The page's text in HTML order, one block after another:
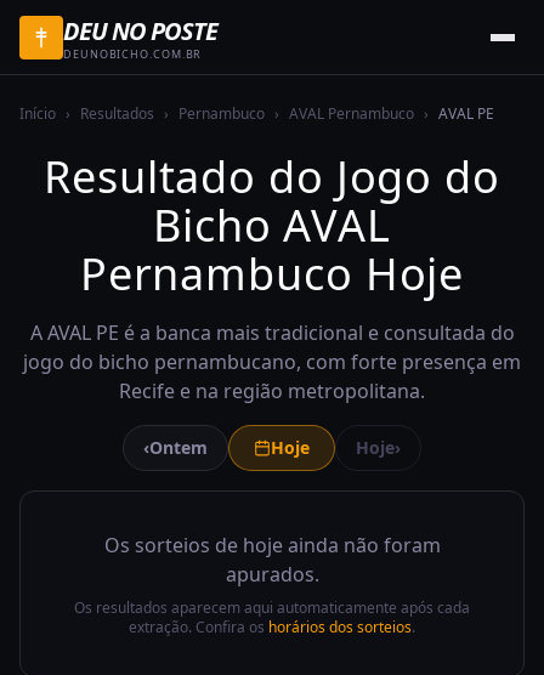
DEU NO POSTE
DEUNOBICHO.COM.BR
Início › Resultados › Pernambuco › AVAL Pernambuco › AVAL PE
Resultado do Jogo do
Bicho AVAL
Pernambuco Hoje
A AVAL PE é a banca mais tradicional e consultada do
jogo do bicho pernambucano, com forte presença em
Recife e na região metropolitana.
‹Ontem Hoje Hoje›
Os sorteios de hoje ainda não foram
apurados.
Os resultados aparecem aqui automaticamente após cada
extração. Confira os horários dos sorteios.